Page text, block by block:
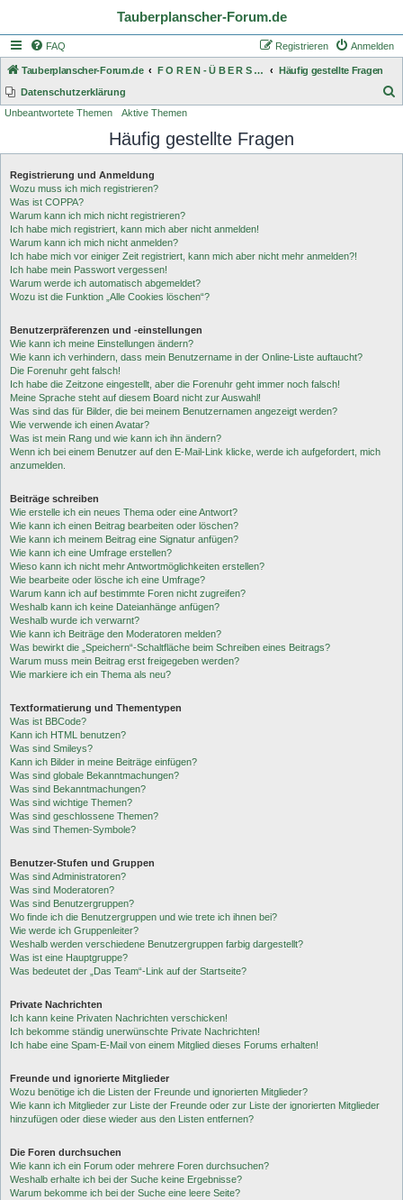
Tauberplanscher-Forum.de
FAQ Anmelden
Registrieren
Tauberplanscher-Forum.de F O R E N - Ü B E R S I C H T
Häufig gestellte Fragen
Datenschutzerklärung
h
Unbeantwortete Themen Aktive Themen
Häufig gestellte Fragen
Registrierung und Anmeldung
Wozu muss ich mich registrieren?
Was ist COPPA?
Warum kann ich mich nicht registrieren?
Ich habe mich registriert, kann mich aber nicht anmelden!
Warum kann ich mich nicht anmelden?
Ich habe mich vor einiger Zeit registriert, kann mich aber nicht mehr anmelden?!
Ich habe mein Passwort vergessen!
Warum werde ich automatisch abgemeldet?
Wozu ist die Funktion „Alle Cookies löschen“?
Benutzerpräferenzen und -einstellungen
Wie kann ich meine Einstellungen ändern?
Wie kann ich verhindern, dass mein Benutzername in der Online-Liste auftaucht?
Die Forenuhr geht falsch!
Ich habe die Zeitzone eingestellt, aber die Forenuhr geht immer noch falsch!
Meine Sprache steht auf diesem Board nicht zur Auswahl!
Was sind das für Bilder, die bei meinem Benutzernamen angezeigt werden?
Wie verwende ich einen Avatar?
Was ist mein Rang und wie kann ich ihn ändern?
Wenn ich bei einem Benutzer auf den E-Mail-Link klicke, werde ich aufgefordert, mich
anzumelden.
Beiträge schreiben
Wie erstelle ich ein neues Thema oder eine Antwort?
Wie kann ich einen Beitrag bearbeiten oder löschen?
Wie kann ich meinem Beitrag eine Signatur anfügen?
Wie kann ich eine Umfrage erstellen?
Wieso kann ich nicht mehr Antwortmöglichkeiten erstellen?
Wie bearbeite oder lösche ich eine Umfrage?
Warum kann ich auf bestimmte Foren nicht zugreifen?
Weshalb kann ich keine Dateianhänge anfügen?
Weshalb wurde ich verwarnt?
Wie kann ich Beiträge den Moderatoren melden?
Was bewirkt die „Speichern“-Schaltfläche beim Schreiben eines Beitrags?
Warum muss mein Beitrag erst freigegeben werden?
Wie markiere ich ein Thema als neu?
Textformatierung und Thementypen
Was ist BBCode?
Kann ich HTML benutzen?
Was sind Smileys?
Kann ich Bilder in meine Beiträge einfügen?
Was sind globale Bekanntmachungen?
Was sind Bekanntmachungen?
Was sind wichtige Themen?
Was sind geschlossene Themen?
Was sind Themen-Symbole?
Benutzer-Stufen und Gruppen
Was sind Administratoren?
Was sind Moderatoren?
Was sind Benutzergruppen?
Wo finde ich die Benutzergruppen und wie trete ich ihnen bei?
Wie werde ich Gruppenleiter?
Weshalb werden verschiedene Benutzergruppen farbig dargestellt?
Was ist eine Hauptgruppe?
Was bedeutet der „Das Team“-Link auf der Startseite?
Private Nachrichten
Ich kann keine Privaten Nachrichten verschicken!
Ich bekomme ständig unerwünschte Private Nachrichten!
Ich habe eine Spam-E-Mail von einem Mitglied dieses Forums erhalten!
Freunde und ignorierte Mitglieder
Wozu benötige ich die Listen der Freunde und ignorierten Mitglieder?
Wie kann ich Mitglieder zur Liste der Freunde oder zur Liste der ignorierten Mitglieder
hinzufügen oder diese wieder aus den Listen entfernen?
Die Foren durchsuchen
Wie kann ich ein Forum oder mehrere Foren durchsuchen?
Weshalb erhalte ich bei der Suche keine Ergebnisse?
Warum bekomme ich bei der Suche eine leere Seite?